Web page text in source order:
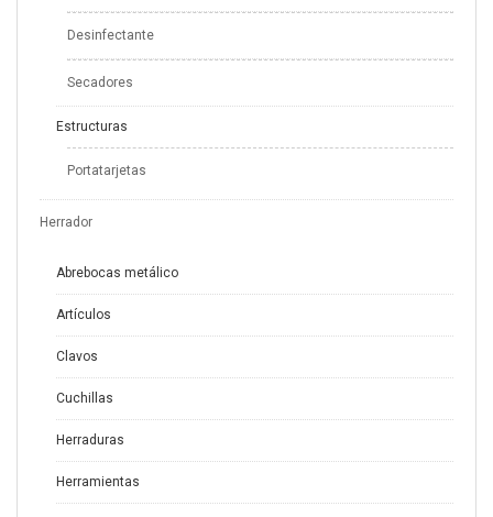
Desinfectante
Secadores
Estructuras
Portatarjetas
Herrador
Abrebocas metálico
Artículos
Clavos
Cuchillas
Herraduras
Herramientas